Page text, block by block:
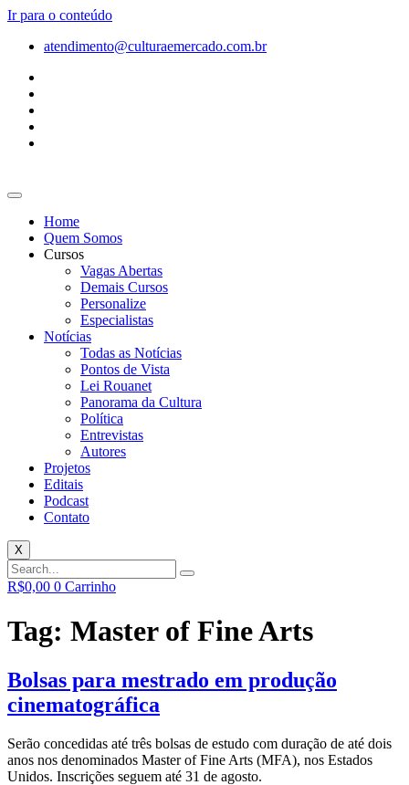
Ir para o conteúdo
atendimento@culturaemercado.com.br
Home
Quem Somos
Cursos
Vagas Abertas
Demais Cursos
Personalize
Especialistas
Notícias
Todas as Notícias
Pontos de Vista
Lei Rouanet
Panorama da Cultura
Política
Entrevistas
Autores
Projetos
Editais
Podcast
Contato
X
R$0,00 0 Carrinho
Tag: Master of Fine Arts
Bolsas para mestrado em produção
cinematográfica
Serão concedidas até três bolsas de estudo com duração de até dois
anos nos denominados Master of Fine Arts (MFA), nos Estados
Unidos. Inscrições seguem até 31 de agosto.